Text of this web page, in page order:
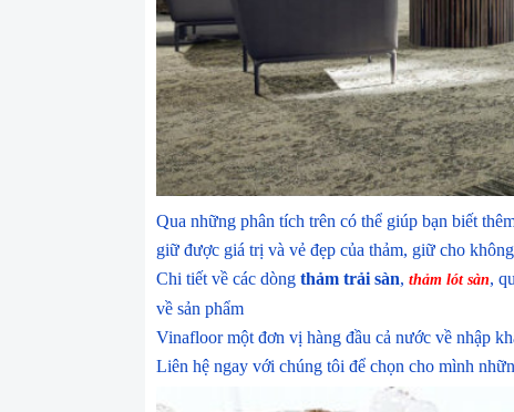
Qua những phân tích trên có thể giúp bạn biết
giữ được giá trị và vẻ đẹp của thảm, giữ cho
Chi tiết về các dòng thảm trải sàn, thảm lót sàn,
về sản phẩm
Vinafloor một đơn vị hàng đầu cả nước về nhập
Liên hệ ngay với chúng tôi để chọn cho mình